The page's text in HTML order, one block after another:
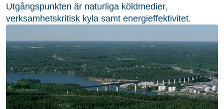
Utgångspunkten är naturliga köldmedier,
verksamhetskritisk kyla samt energieffektivitet.